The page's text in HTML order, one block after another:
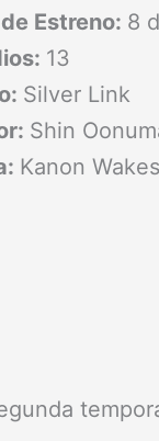
Estreno: 8
13
Silver Link
Shin
Kanon
de las